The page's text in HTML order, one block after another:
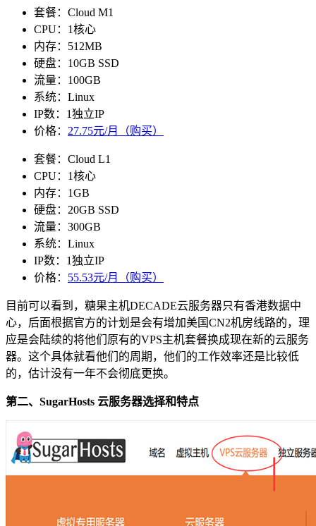
套餐：Cloud M1
CPU：1核心
内存：512MB
硬盘：10GB SSD
流量：100GB
系统：Linux
IP数：1独立IP
价格： 27.75元/月（购买）
套餐：Cloud L1
CPU：1核心
内存：1GB
硬盘：20GB SSD
流量：300GB
系统：Linux
IP数：1独立IP
价格： 55.53元/月（购买）
目前可以看到，糖果主机DECADE云服务器只有香港数据中
心，后面根据官方的计划是会有增加美国CN2机房线路的，理
应是会陆续的将他们原有的VPS主机套餐换成现在新的云服务
器。这个具体就看他们的周期，他们的工作效率还是比较低
的，估计没有一年不会彻底更换。
第二、SugarHosts 云服务器选择和特点